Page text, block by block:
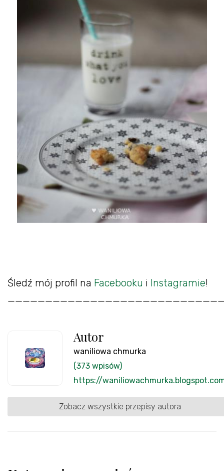
Śledź mój profil na Facebooku i Instagramie!
Autor
waniliowa chmurka
(373 wpisów)
https://
Zobacz wszystkie przepisy autora